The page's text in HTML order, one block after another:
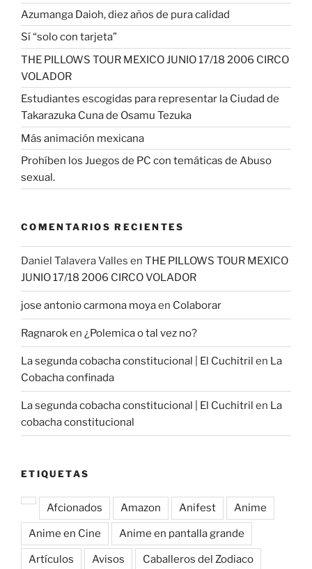
Azumanga Daioh, diez años de pura calidad
Sí “solo con tarjeta”
THE PILLOWS TOUR MEXICO JUNIO 17/18 2006 CIRCO
VOLADOR
Estudiantes escogidas para representar la Ciudad de
Takarazuka Cuna de Osamu Tezuka
Más animación mexicana
Prohíben los Juegos de PC con temáticas de Abuso
sexual.
COMENTARIOS RECIENTES
Daniel Talavera Valles en THE PILLOWS TOUR MEXICO
JUNIO 17/18 2006 CIRCO VOLADOR
jose antonio carmona moyaen Colaborar
Ragnaroken ¿Polemica o tal vez no?
La segunda cobacha constitucional | El Cuchitril en La
Cobacha confinada
La segunda cobacha constitucional | El Cuchitril en La
cobacha constitucional
ETIQUETAS
Afcionados Amazon Anifest Anime
Anime en Cine Anime en pantalla grande
Artículos Avisos Caballeros del Zodiaco